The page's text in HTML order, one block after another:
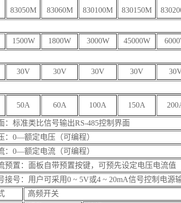
83050M
83060M
830100M
830150M
8
1500W 1800W 3000W 45000W
30V 30V 30V 30V
50A 60A 100A 150A
：标准类比信号输出RS-485控制界面
：0—额定电压 （可编程）
：0—额定电流 （可编程）
预置：面板自带预置按键，可预先设定电压电流值
接号：用户可采用0 ~ 5V或4 ~ 20mA信号控制电源
高频开关